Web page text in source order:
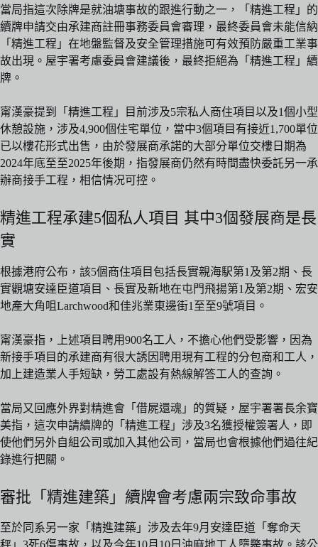
當局指這次除牌是就油塘事故的跟進行動之一，「精進工程」的
續牌申請交由承建商註冊事務委員會審理，最終委員會未能信納
「精進工程」在地盤監督及安全管理措施可有效預防嚴重工業事
故出現。屋宇署考慮委員會建議後，最終拒絕為「精進工程」續
牌。
甯漢豪提到「精進工程」目前涉及5宗私人商住項目以及1個小型
休憩設施，涉及4,900個住宅單位，當中3個項目有接近1,700單位
已以樓花形式出售，由於發展商承諾的大部分單位交樓日期為
2024年底至至2025年後期，指發展商仍然有時間盡快委託另一承
辦商接手工程，相信情况可控。
精進工程承建5個私人項目 其中3個發展商是長
實
根據港府公布，該5個商住項目包括長實親海駅第1及第2期、長
實觀塘安達臣道項目、長實及新地在屯門飛揚第1及第2期、宏安
地產大角咀Larchwood和佳兆業東邊街1至至9號項目。
甯漢豪指，上述項目聘用900名工人，不擔心他們受影響，因為
新接手項目的承建商有很大誘因聘用現有工程的分包商和工人，
加上建造業人手短缺，勞工處設有熱線解答工人的查詢。
當局又回應外界對精進會「借屍還魂」的質疑，屋宇署署長余寶
美指，這次申請續牌的「精進工程」涉及3名獲授權簽署人，即
使他們另外自組公司或加入其他公司，當局也會根據他們過往紀
錄進行把關。
審批「精進建築」續牌會考慮兩宗致命事故
至於同系另一家「精進建築」涉及去年9月安達臣道「奪命天